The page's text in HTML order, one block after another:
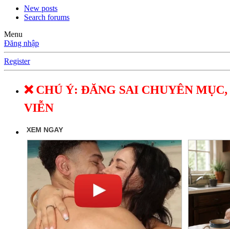
New posts
Search forums
Menu
Đăng nhập
Register
❌ CHÚ Ý: ĐĂNG SAI CHUYÊN
VIỄN